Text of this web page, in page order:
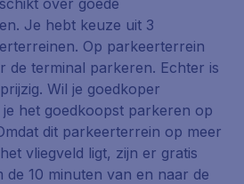
over goede
Je hebt keuze uit 3
Op parkeerterrein
de terminal parkeren. Echter is
Wil je goedkoper
het goedkoopst parkeren op
dit parkeerterrein op meer
vliegveld ligt, zijn er gratis
de 10 minuten van en naar de